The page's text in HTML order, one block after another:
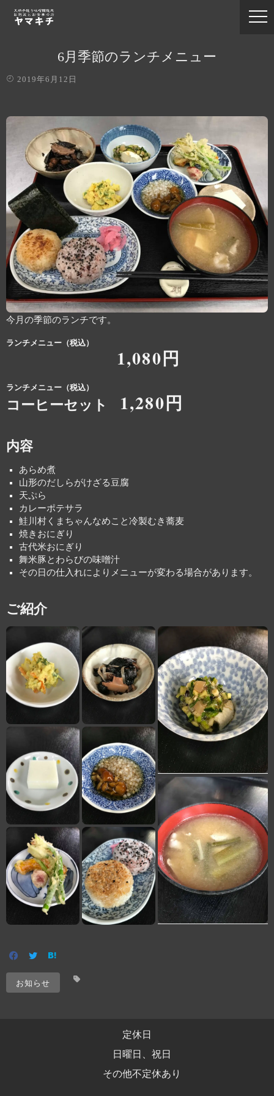
6月季節のランチメニュー
2019年6月12日
今月の季節のランチです。
ランチメニュー（税込）
1,080円
ランチメニュー（税込）
コーヒーセット 1,280円
内容
あらめ煮
山形のだしらがけざる豆腐
天ぷら
カレーポテサラ
鮭川村くまちゃんなめこと冷製むき蕎麦
焼きおにぎり
古代米おにぎり
舞米豚とわらびの味噌汁
その日の仕入れによりメニューが変わる場合があります。
ご紹介
お知らせ
定休日
日曜日、祝日
その他不定休あり